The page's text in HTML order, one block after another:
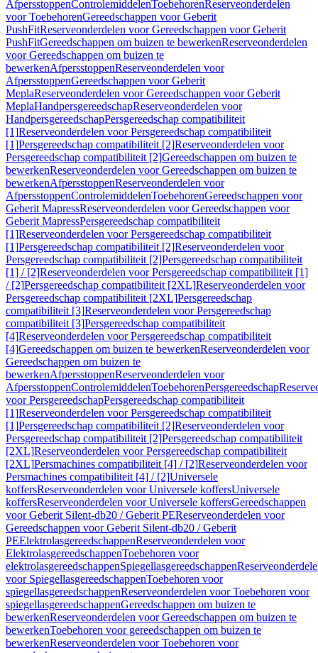
AfpersstoppenControlemiddelenToebehorenReserveonderdelen
voor ToebehorenGereedschappen voor Geberit
PushFitReserveonderdelen voor Gereedschappen voor Geberit
PushFitGereedschappen om buizen te bewerkenReserveonderdelen
voor Gereedschappen om buizen te
bewerkenAfpersstoppenReserveonderdelen voor
AfpersstoppenGereedschappen voor Geberit
MeplaReserveonderdelen voor Gereedschappen voor Geberit
MeplaHandpersgereedschapReserveonderdelen voor
HandpersgereedschapPersgereedschap compatibiliteit
[1]Reserveonderdelen voor Persgereedschap compatibiliteit
[1]Persgereedschap compatibiliteit [2]Reserveonderdelen voor
Persgereedschap compatibiliteit [2]Gereedschappen om buizen te
bewerkenReserveonderdelen voor Gereedschappen om buizen te
bewerkenAfpersstoppenReserveonderdelen voor
AfpersstoppenControlemiddelenToebehorenGereedschappen voor
Geberit MapressReserveonderdelen voor Gereedschappen voor
Geberit MapressPersgereedschap compatibiliteit
[1]Reserveonderdelen voor Persgereedschap compatibiliteit
[1]Persgereedschap compatibiliteit [2]Reserveonderdelen voor
Persgereedschap compatibiliteit [2]Persgereedschap compatibiliteit
[1] / [2]Reserveonderdelen voor Persgereedschap compatibiliteit [1]
/ [2]Persgereedschap compatibiliteit [2XL]Reserveonderdelen voor
Persgereedschap compatibiliteit [2XL]Persgereedschap
compatibiliteit [3]Reserveonderdelen voor Persgereedschap
compatibiliteit [3]Persgereedschap compatibiliteit
[4]Reserveonderdelen voor Persgereedschap compatibiliteit
[4]Gereedschappen om buizen te bewerkenReserveonderdelen voor
Gereedschappen om buizen te
bewerkenAfpersstoppenReserveonderdelen voor
AfpersstoppenControlemiddelenToebehorenPersgereedschap
voor PersgereedschapPersgereedschap compatibiliteit
[1]Reserveonderdelen voor Persgereedschap compatibiliteit
[1]Persgereedschap compatibiliteit [2]Reserveonderdelen voor
Persgereedschap compatibiliteit [2]Persgereedschap compatibiliteit
[2XL]Reserveonderdelen voor Persgereedschap compatibiliteit
[2XL]Persmachines compatibiliteit [4] / [2]Reserveonderdelen voor
Persmachines compatibiliteit [4] / [2]Universele
koffersReserveonderdelen voor Universele koffersUniversele
koffersReserveonderdelen voor Universele koffersGereedschappen
voor Geberit Silent-db20 / Geberit PEReserveonderdelen voor
Gereedschappen voor Geberit Silent-db20 / Geberit
PEElektrolasgereedschappenReserveonderdelen voor
ElektrolasgereedschappenToebehoren voor
elektrolasgereedschappenSpiegellasgereedschappen
voor SpiegellasgereedschappenToebehoren voor
spiegellasgereedschappenReserveonderdelen voor Toebehoren voor
spiegellasgereedschappenGereedschappen om buizen te
bewerkenReserveonderdelen voor Gereedschappen om buizen te
bewerkenToebehoren voor gereedschappen om buizen te
bewerkenReserveonderdelen voor Toebehoren voor